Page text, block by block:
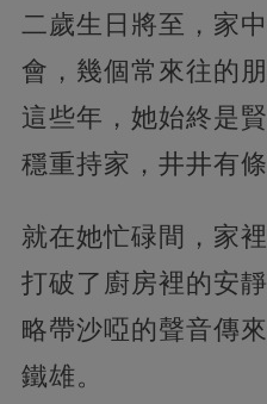
二歲生日將至，家
會，幾個常來往的
這些年，她始終是
穩重持家，井井有條
就在她忙碌間，家
打破了廚房裡的安
略帶沙啞的聲音傳
鐵雄。